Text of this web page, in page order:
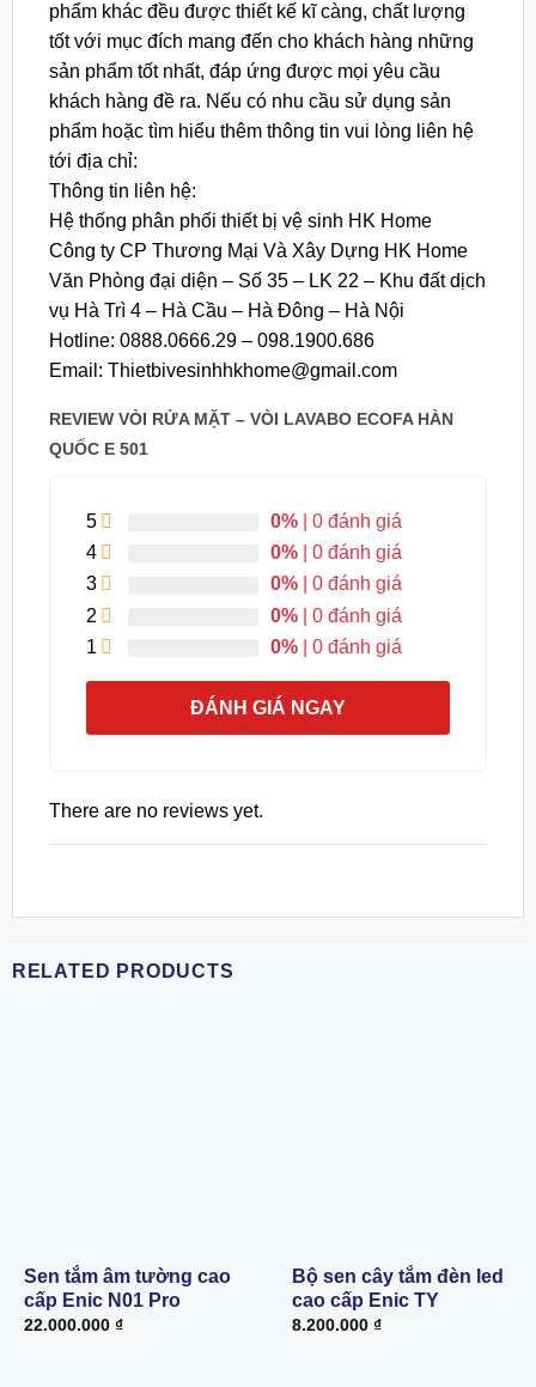
phẩm khác đều được thiết kế kĩ càng, chất lượng
tốt với mục đích mang đến cho khách hàng những
sản phẩm tốt nhất, đáp ứng được mọi yêu cầu
khách hàng đề ra. Nếu có nhu cầu sử dụng sản
phẩm hoặc tìm hiểu thêm thông tin vui lòng liên hệ
tới địa chỉ:
Thông tin liên hệ:
Hệ thống phân phối thiết bị vệ sinh HK Home
Công ty CP Thương Mại Và Xây Dựng HK Home
Văn Phòng đại diện – Số 35 – LK 22 – Khu đất dịch
vụ Hà Trì 4 – Hà Cầu – Hà Đông – Hà Nội
Hotline: 0888.0666.29 – 098.1900.686
Email: Thietbivesinhhkhome@gmail.com
REVIEW VÒI RỬA MẶT – VÒI LAVABO ECOFA HÀN
QUỐC E 501
5 0% | 0 đánh giá
4
0% | 0 đánh giá
3
0% | 0 đánh giá
2
0% | 0 đánh giá
1
0% | 0 đánh giá
ĐÁNH GIÁ NGAY
There are no reviews yet.
RELATED PRODUCTS
Sen tắm âm tường cao
cấp Enic N01 Pro
22.000.000 ₫
Bộ sen cây tắm đèn led
cao cấp Enic TY
8.200.000 ₫